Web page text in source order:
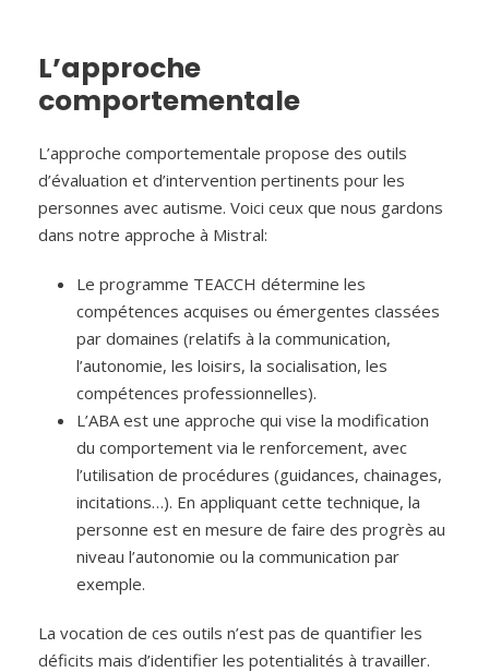
L’approche
comportementale
L’approche comportementale propose des outils
d’évaluation et d’intervention pertinents pour les
personnes avec autisme. Voici ceux que nous gardons
dans notre approche à Mistral:
Le programme TEACCH détermine les
compétences acquises ou émergentes classées
par domaines (relatifs à la communication,
l’autonomie, les loisirs, la socialisation, les
compétences professionnelles).
L’ABA est une approche qui vise la modification
du comportement via le renforcement, avec
l’utilisation de procédures (guidances, chainages,
incitations…). En appliquant cette technique, la
personne est en mesure de faire des progrès au
niveau l’autonomie ou la communication par
exemple.
La vocation de ces outils n’est pas de quantifier les
déficits mais d’identifier les potentialités à travailler.